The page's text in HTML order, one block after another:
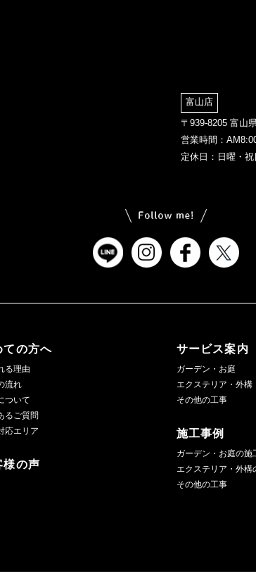
富山店
〒939-8205 富山
営業時間：
定休日：日曜・祝
ての方へ
る理由
流れ
ついて
るご質問
応エリア
様の声
サービス案内
ガーデン・お庭
エクステリア・外構
その他の工事
施工事例
ガーデン・お庭の施
エクステリア・外構
その他の工事